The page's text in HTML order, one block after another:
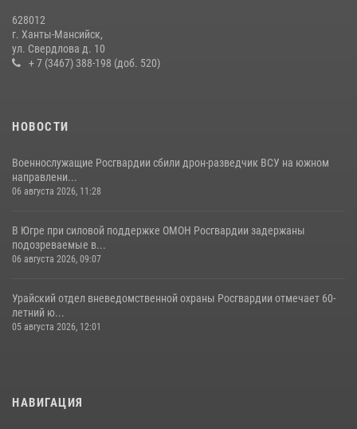
форума развития гражданского общества «Добрино»
13 июля 2026, 11:47
628012
г. Ханты-Мансийск,
ул. Свердлова д. 10
+ 7 (3467) 388-198 (доб. 520)
НОВОСТИ
Военнослужащие Росгвардии сбили дрон-разведчик ВСУ на южном
направлени...
06 августа 2026, 11:28
В Югре при силовой поддержке ОМОН Росгвардии задержаны
подозреваемые в...
06 августа 2026, 09:07
Урайский отдел вневедомственной охраны Росгвардии отмечает 60-
летний ю...
05 августа 2026, 12:01
НАВИГАЦИЯ